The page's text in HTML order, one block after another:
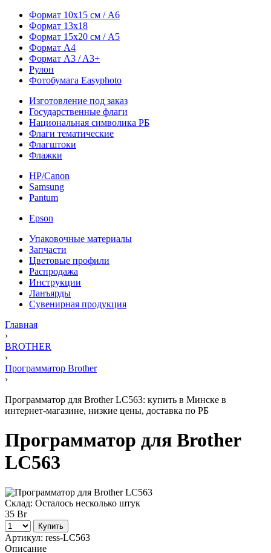
Формат 10х15 см / A6
Формат 13х18
Формат 15х20 см / A5
Формат А4
Формат A3 / A3+
Рулон
Фотобумага Easyphoto
Изготовление под заказ
Государственные флаги
Национальная символика РБ
Флаги тематические
Флагштоки
Флажки
HP/Canon
Samsung
Pantum
Epson
Упаковочные материалы
Запчасти
Цветовые профили
Распродажа
Инструкции
Ланъярды
Сувенирная продукция
Главная
›
BROTHER
›
Программатор Brother
›
Программатор для Brother LC563: купить в Минске в
интернет-магазине, низкие цены, доставка по РБ
Программатор для Brother
LC563
Склад: Осталось несколько штук
35 Br
Купить
Артикул: ress-LC563
Описание